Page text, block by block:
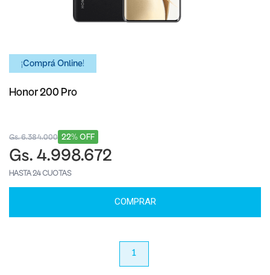
¡Comprá Online!
Honor 200 Pro
22% OFF
Gs. 6.384.000
Gs. 4.998.672
HASTA 24 CUOTAS
COMPRAR
1